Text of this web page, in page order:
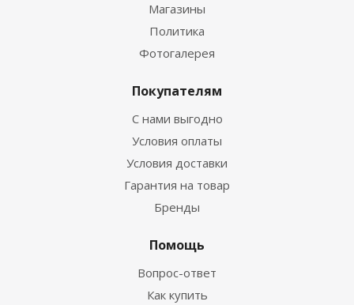
Магазины
Политика
Фотогалерея
Покупателям
С нами выгодно
Условия оплаты
Условия доставки
Гарантия на товар
Бренды
Помощь
Вопрос-ответ
Как купить